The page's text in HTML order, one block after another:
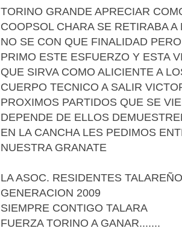
TORINO GRANDE APRECIAR
COOPSOL CHARA SE RETIRABA
NO SE CON QUE FINALIDAD
PRIMO ESTE ESFUERZO Y ESTA
QUE SIRVA COMO ALICIENTE A
CUERPO TECNICO A SALIR
PROXIMOS PARTIDOS QUE SE
DEPENDE DE ELLOS
EN LA CANCHA LES PEDIMOS
NUESTRA GRANATE
LA ASOC. RESIDENTES
GENERACION 2009
SIEMPRE CONTIGO TALARA
FUERZA TORINO A GANAR.......